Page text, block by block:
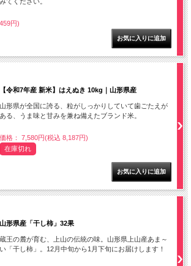
円)
【令和7年産 新米】はえぬき 10kg｜山形県産
山形県が全国に誇る、粒がしっかりしていて歯ごたえが
ある、うま味と甘みを兼ね備えたブランド米。
価格： 7,580円(税込 8,187円)
在庫切れ
山形県産「干し柿」32果
蔵王の麓が育む、上山の伝統の味。山形県上山産あま～
い「干し柿」。12月中旬から1月下旬にお届けします！